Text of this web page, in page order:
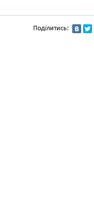
Поділитись: